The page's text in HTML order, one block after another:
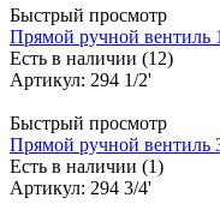
Быстрый просмотр
Прямой ручной вентиль
Есть в наличии (12)
Артикул: 294 1/2'
Быстрый просмотр
Прямой ручной вентиль
Есть в наличии (1)
Артикул: 294 3/4'